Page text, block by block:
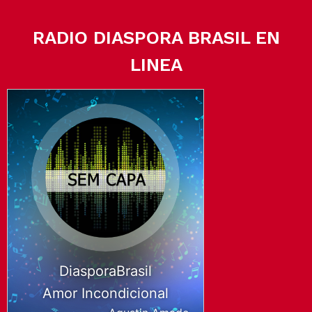
RADIO DIASPORA BRASIL EN
LINEA